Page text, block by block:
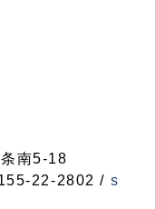
南5-18
22-2802 / s